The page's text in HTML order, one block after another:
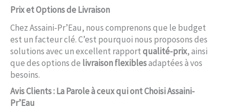
Prix et Options de Livraison
Chez Assaini-Pr’Eau, nous comprenons que le budget
est un facteur clé. C’est pourquoi nous proposons des
solutions avec un excellent rapportqualité-prix, ainsi
que des options de livraison flexiblesadaptées à vos
besoins.
Avis Clients : La Parole à ceux qui ont Choisi Assaini-
Pr’Eau